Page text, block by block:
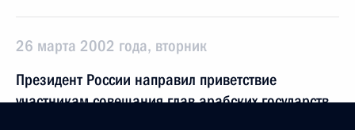
26 марта 2002 года, вторник
Президент России направил приветствие
участникам совещания глав арабских государств